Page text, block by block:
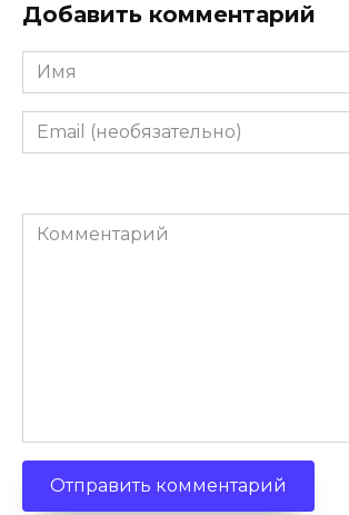
Добавить комментарий
Имя
Email
(необязательно)
Комментарий